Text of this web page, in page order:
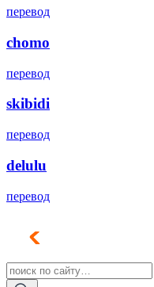
перевод
chomo
перевод
skibidi
перевод
delulu
перевод